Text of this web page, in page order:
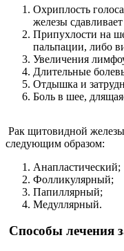
Охриплость
железы
Припухлости на
пальпации, либо
Увеличения
Длительные
Отдышка и
Боль в шее,
Рак щитовидной
следующим образом:
Анапластический;
Фолликулярный;
Папиллярный;
Медуллярный.
Способы лечения